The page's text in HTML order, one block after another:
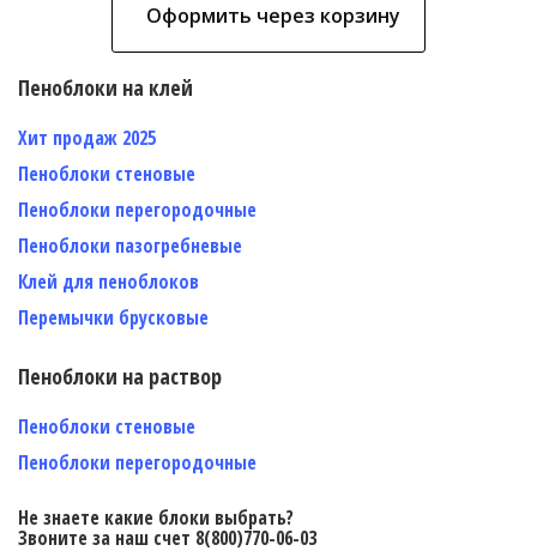
Оформить через корзину
Пеноблоки на клей
Хит продаж 2025
Пеноблоки стеновые
Пеноблоки перегородочные
Пеноблоки пазогребневые
Клей для пеноблоков
Перемычки брусковые
Пеноблоки на раствор
Пеноблоки стеновые
Пеноблоки перегородочные
Не знаете какие блоки выбрать?
Звоните за наш счет 8(800)770-06-03